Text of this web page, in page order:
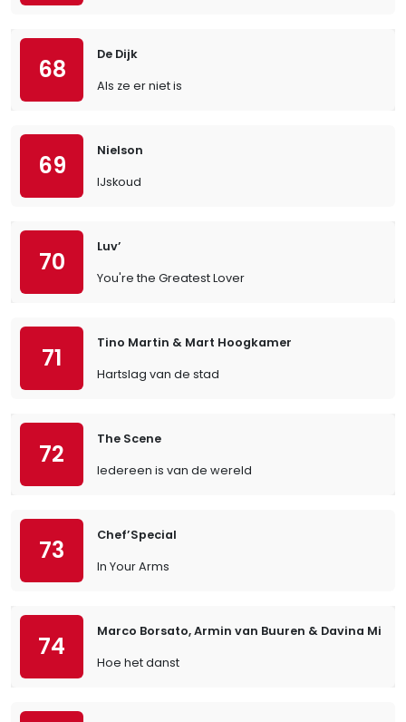
68
De Dijk
Als ze er niet is
69
Nielson
IJskoud
70
Luv’
You're the Greatest Lover
71
Tino Martin & Mart Hoogkamer
Hartslag van de stad
72
The Scene
Iedereen is van de wereld
73
Chef’Special
In Your Arms
74
Marco Borsato, Armin van Buuren & Davina
Hoe het danst